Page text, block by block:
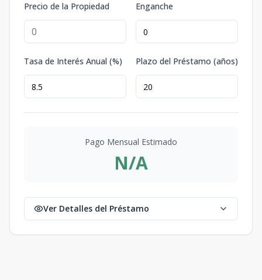
Precio de la Propiedad Enganche
Tasa de Interés Anual (%) Plazo del Préstamo (años)
Pago Mensual Estimado
N/A
Ver Detalles del Préstamo